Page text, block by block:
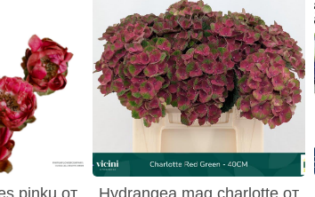
pinku от
Hydrangea mag charlotte от